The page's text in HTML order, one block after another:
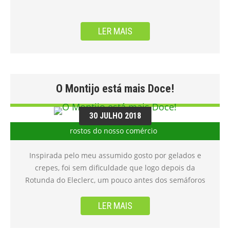
como DJ principal. Conheça toda a programação em:
LER MAIS
O Montijo está mais Doce!
30 JULHO 2018
rostos do nosso comércio
Inspirada pelo meu assumido gosto por gelados e
crepes, foi sem dificuldade que logo depois da
Rotunda do Eleclerc, um pouco antes dos semáforos
lado direito um novo espaço, que promete satisfazer
até as almas menos gulosas! Assumo que foi 100
LER MAIS